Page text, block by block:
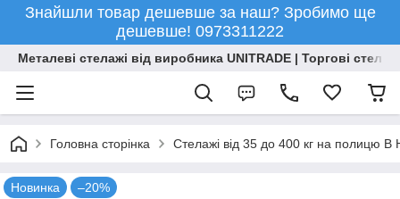
Знайшли товар дешевше за наш? Зробимо ще
дешевше! 0973311222
Металеві стелажі від виробника UNITRADE | Торгові
Головна сторінка Стелажі від 35 до 400 кг на полицю
Новинка –20%